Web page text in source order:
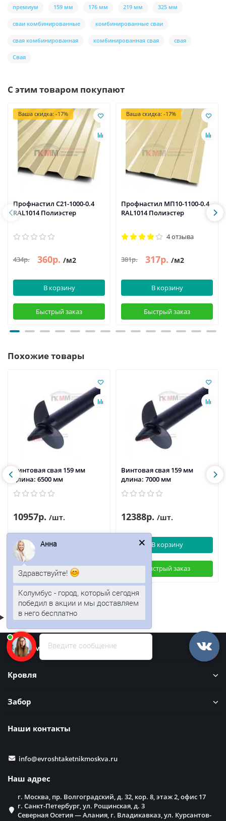
премиум 159 мм 176 мм 219 мм 325 мм
сваи комбинированные комбинированные сваи
свая комбинированная комбинированная свая свая
Свая
С этим товаром покупают
Ваша скидка: -17%
Профнастил C21-1000-0.4
RAL1014 Полиэстер
434р. 360р. /м2
В корзину
Быстрый заказ
Ваша скидка: -17%
Профнастил МП10-1100-0.4
RAL1014 Полиэстер
4 отзыва
381р. 317р. /м2
В корзину
Быстрый заказ
Похожие товары
Винтовая свая 159 мм
длина: 6500 мм
10957р. /шт.
В корзину
Быстрый заказ
Винтовая свая 159 мм
длина: 7000 мм
12388р. /шт.
В корзину
Быстрый заказ
Информация
Кровля
Забор
Наши контакты
info@evroshtaketnikmoskva.ru
Наш адрес
г. Москва, пр. Волгоградский, д. 32, кор. 8, этаж 2, офис 17
г. Санкт-Петербург, ул. Рощинская, д. 3
Северная Осетия — Алания, г. Владикавказ, ул. Курсантов-
Введите сообщение
Анна
Здравствуйте!
Колумбус - город, который сегодня
победил в акции и мы доставляем
в него бесплатно